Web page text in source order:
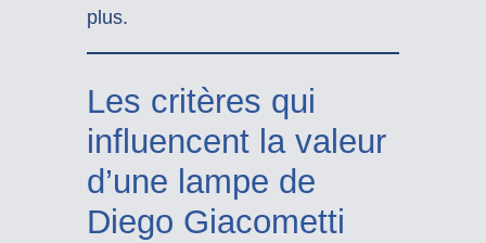
plus.
Les critères qui
influencent la valeur
d’une lampe de
Diego Giacometti